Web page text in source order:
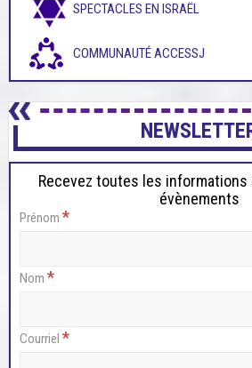
SPECTACLES EN ISRAËL
COMMUNAUTÉ ACCESSJ
Recevez toutes les informations
évènements
Prénom *
Nom *
Courriel *